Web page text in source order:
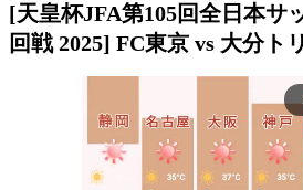
[天皇杯JFA第105回全日本サ
回戦 2025] FC東京 vs 大分ト